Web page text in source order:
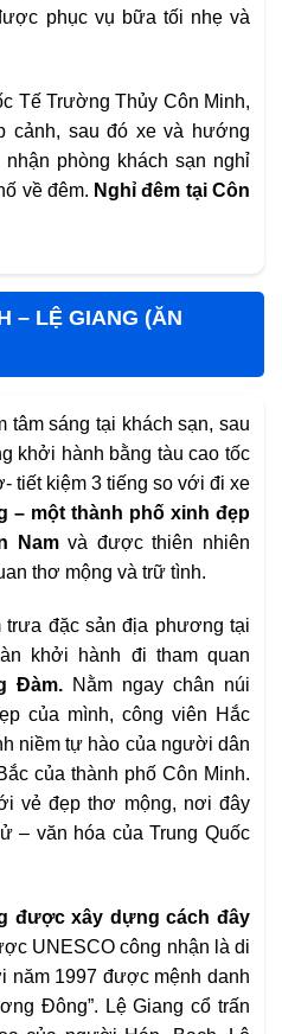
phục vụ bữa tối nhẹ và
Tế Trường Thủy Côn Minh,
cảnh, sau đó xe và hướng
phòng khách sạn nghỉ
về đêm. Nghỉ đêm tại Côn
– LỆ GIANG (ĂN
tâm sáng tại khách sạn, sau
khởi hành bằng tàu cao tốc
tiết kiệm 3 tiếng so với đi xe
– một thành phố xinh đẹp
Namvà được thiên nhiên
thơ mộng và trữ tình.
trưa đặc sản địa phương tại
khởi hành đi tham quan
Đàm. Nằm ngay chân núi
của mình, công viên Hắc
niềm tự hào của người dân
của thành phố Côn Minh.
vẻ đẹp thơ mộng, nơi đây
– văn hóa của Trung Quốc
được xây dựng cách đây
UNESCO công nhận là di
năm 1997 được mệnh danh
Đông”. Lệ Giang cổ trấn